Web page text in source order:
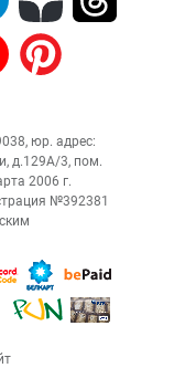
юр. адрес:
д.129А/3, пом.
2006 г.
№392381